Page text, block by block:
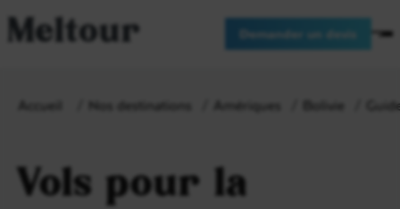
Meltour Demander un devis
Accueil Nos destinations Amériques Bolivie
Vols pour la